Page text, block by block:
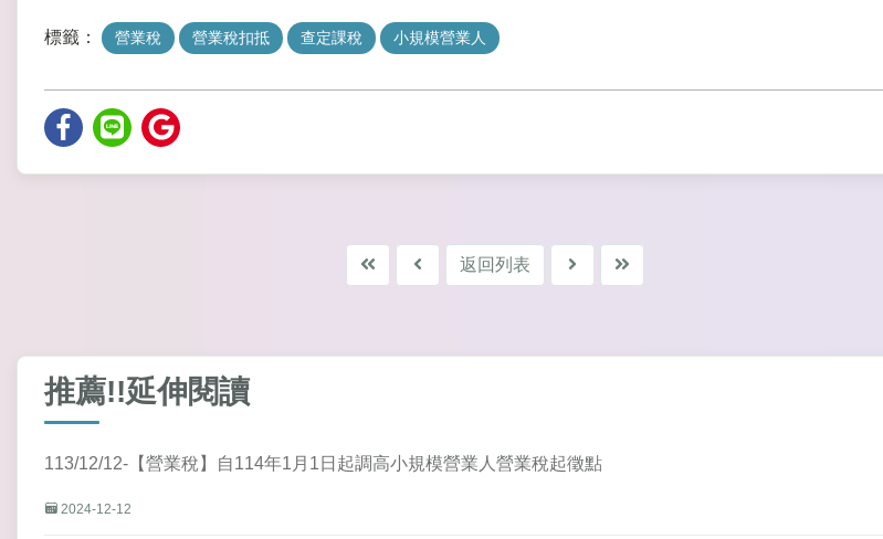
標籤： 營業稅 營業稅扣抵 查定課稅 小規模營業人
返回列表
推薦!!延伸閱讀
113/12/12-【營業稅】自114年1月1日起調高小規模營業人營業稅起徵點
2024-12-12